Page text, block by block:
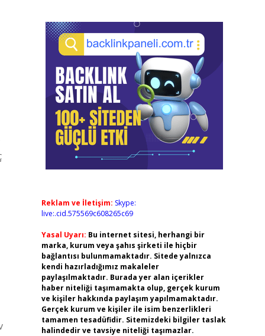
Reklam ve İletişim: Skype:
live:.cid.575569c608265c69
Yasal Uyarı: Bu internet sitesi, herhangi bir
marka, kurum veya şahıs şirketi ile hiçbir
bağlantısı bulunmamaktadır. Sitede yalnızca
kendi hazırladığımız makaleler
paylaşılmaktadır. Burada yer alan içerikler
haber niteliği taşımamakta olup, gerçek kurum
ve kişiler hakkında paylaşım yapılmamaktadır.
Gerçek kurum ve kişiler ile isim benzerlikleri
tamamen tesadüfidir. Sitemizdeki bilgiler taslak
halindedir ve tavsiye niteliği taşımazlar.